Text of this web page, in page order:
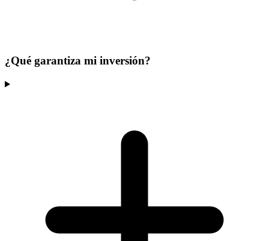
¿Qué garantiza mi inversión?